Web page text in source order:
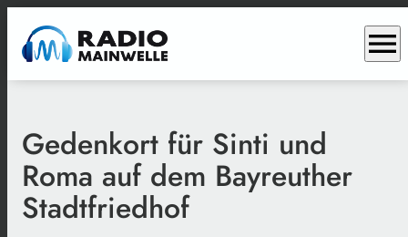
menu
Gedenkort für Sinti und
Roma auf dem Bayreuther
Stadtfriedhof